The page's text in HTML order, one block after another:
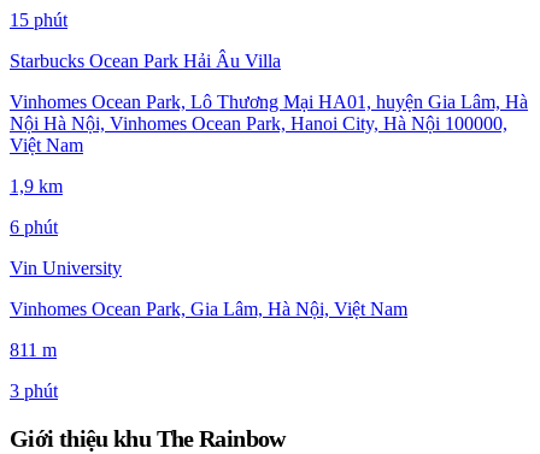
15 phút
Starbucks Ocean Park Hải Âu Villa
Vinhomes Ocean Park, Lô Thương Mại HA01, huyện Gia Lâm, Hà
Nội Hà Nội, Vinhomes Ocean Park, Hanoi City, Hà Nội 100000,
Việt Nam
1,9 km
6 phút
Vin University
Vinhomes Ocean Park, Gia Lâm, Hà Nội, Việt Nam
811 m
3 phút
Giới thiệu khu The Rainbow